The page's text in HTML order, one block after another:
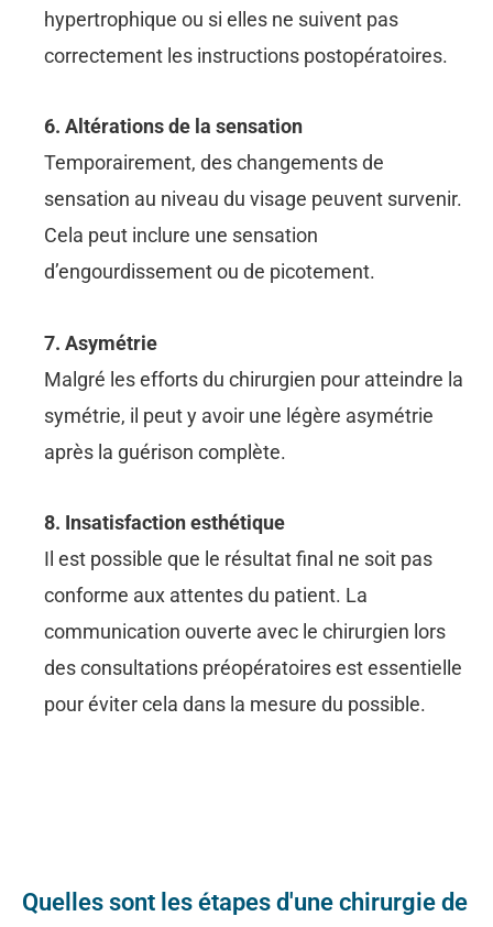
hypertrophique ou si elles ne suivent pas
correctement les instructions postopératoires.
6. Altérations de la sensation
Temporairement, des changements de
sensation au niveau du visage peuvent survenir.
Cela peut inclure une sensation
d’engourdissement ou de picotement.
7. Asymétrie
Malgré les efforts du chirurgien pour atteindre la
symétrie, il peut y avoir une légère asymétrie
après la guérison complète.
8. Insatisfaction esthétique
Il est possible que le résultat final ne soit pas
conforme aux attentes du patient. La
communication ouverte avec le chirurgien lors
des consultations préopératoires est essentielle
pour éviter cela dans la mesure du possible.
Quelles sont les étapes d'une chirurgie de